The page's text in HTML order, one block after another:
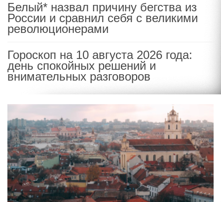
Белый* назвал причину бегства из
России и сравнил себя с великими
революционерами
Гороскоп на 10 августа 2026 года:
день спокойных решений и
внимательных разговоров